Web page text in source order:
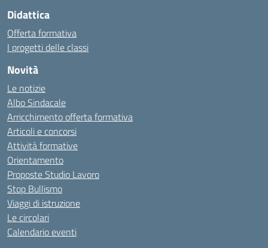
Didattica
Offerta formativa
I progetti delle classi
Novità
Le notizie
Albo Sindacale
Arricchimento offerta formativa
Articoli e concorsi
Attività formative
Orientamento
Proposte Studio Lavoro
Stop Bullismo
Viaggi di istruzione
Le circolari
Calendario eventi